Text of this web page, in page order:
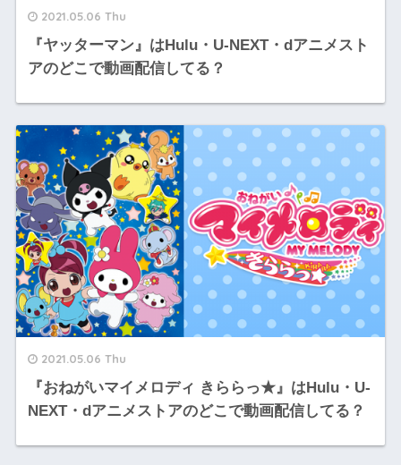
2021.05.06 Thu
『ヤッターマン』はHulu・U-NEXT・dアニメスト
アのどこで動画配信してる？
2021.05.06 Thu
『おねがいマイメロディ きららっ★』はHulu・U-
NEXT・dアニメストアのどこで動画配信してる？